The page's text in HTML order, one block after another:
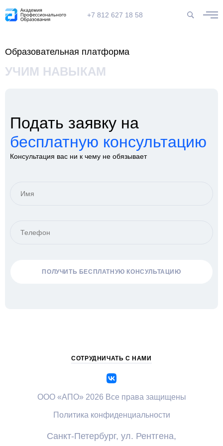
+7 812 627 18 58
Образовательная платформа
УЧИМ НАВЫКАМ
Подать заявку на
бесплатную консультацию
Консультация вас ни к чему не обязывает
СОТРУДНИЧАТЬ С НАМИ
ООО «АПО» 2026 Все права защищены
Политика конфиденциальности
Санкт-Петербург, ул. Рентгена,